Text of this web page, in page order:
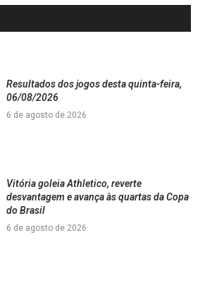
Resultados dos jogos desta quinta-feira,
06/08/2026
6 de agosto de 2026
Vitória goleia Athletico, reverte
desvantagem e avança às quartas da Copa
do Brasil
6 de agosto de 2026